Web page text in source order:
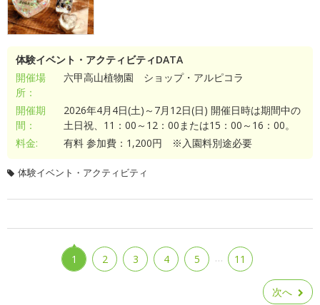
体験イベント・アクティビティDATA
開催場
所：
六甲高山植物園 ショップ・アルピコラ
開催期
間：
2026年4月4日(土)～7月12日(日) 開催日時は期間中の
土日祝、11：00～12：00または15：00～16：00。
料金:
有料 参加費：1,200円 ※入園料別途必要
体験イベント・アクティビティ
1 2 3 4 5 … 11
次へ